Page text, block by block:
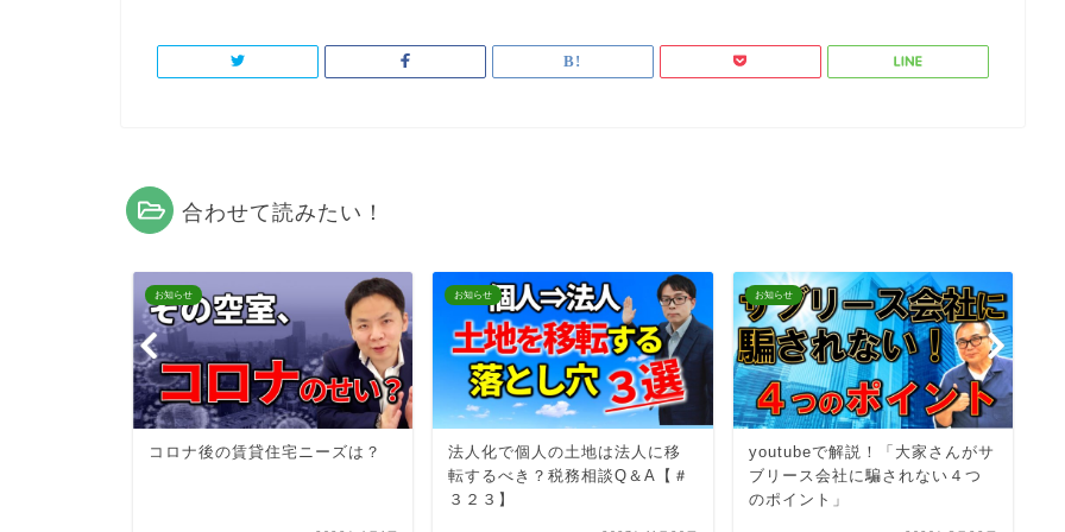
合わせて読みたい！
お知らせ
コロナ後の賃貸住宅ニーズは？
お知らせ
法人化で個人の土地は法人に移
転するべき？税務相談Q＆A【＃
３２３】
お知らせ
youtubeで解説！「大家さんがサ
ブリース会社に騙されない４つ
のポイント」